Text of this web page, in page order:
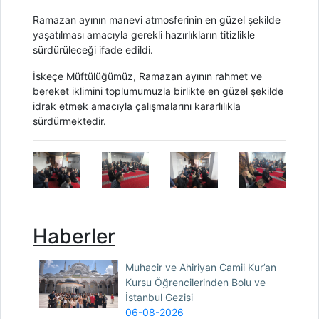
Ramazan ayının manevi atmosferinin en güzel şekilde
yaşatılması amacıyla gerekli hazırlıkların titizlikle
sürdürüleceği ifade edildi.
İskeçe Müftülüğümüz, Ramazan ayının rahmet ve
bereket iklimini toplumumuzla birlikte en güzel şekilde
idrak etmek amacıyla çalışmalarını kararlılıkla
sürdürmektedir.
Haberler
Muhacir ve Ahiriyan Camii Kur’an
Kursu Öğrencilerinden Bolu ve
İstanbul Gezisi
06-08-2026